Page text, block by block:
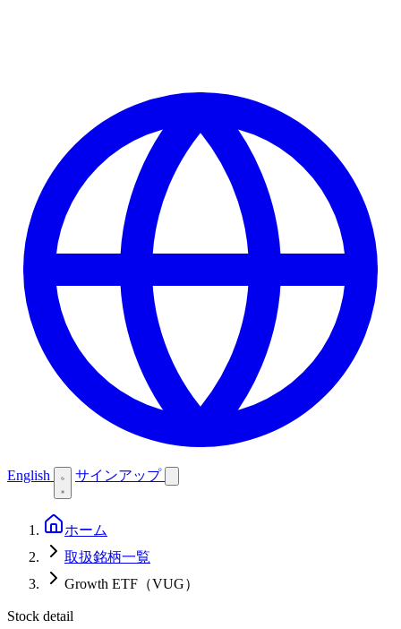
English サインアップ
ホーム
取扱銘柄一覧
Growth ETF（VUG）
Stock detail